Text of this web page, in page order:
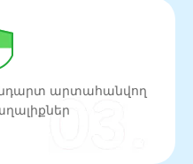
արտահանվող